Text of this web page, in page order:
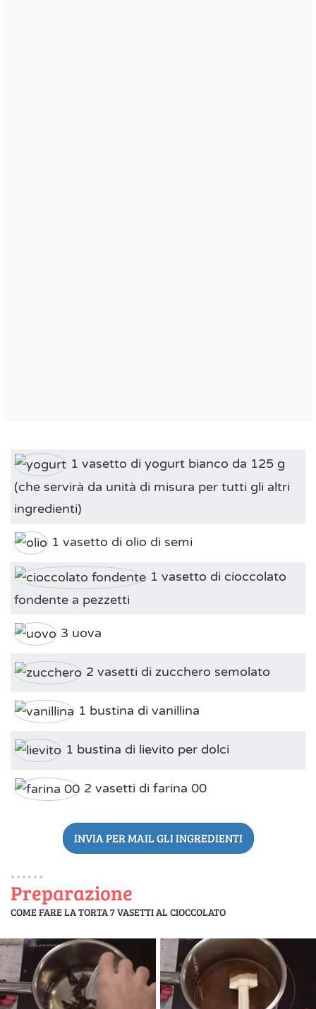
1 vasetto di yogurt bianco da 125 g
(che servirà da unità di misura per tutti gli altri
ingredienti)
1 vasetto di olio di semi
1 vasetto di cioccolato
fondente a pezzetti
3 uova
2 vasetti di zucchero semolato
1 bustina di vanillina
1 bustina di lievito per dolci
2 vasetti di farina 00
INVIA PER MAIL GLI INGREDIENTI
Preparazione
COME FARE LA TORTA 7 VASETTI AL CIOCCOLATO